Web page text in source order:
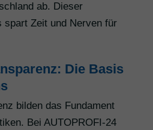
ab. Dieser
spart Zeit und Nerven für
Die Basis
bilden das Fundament
Bei AUTOPROFI-24